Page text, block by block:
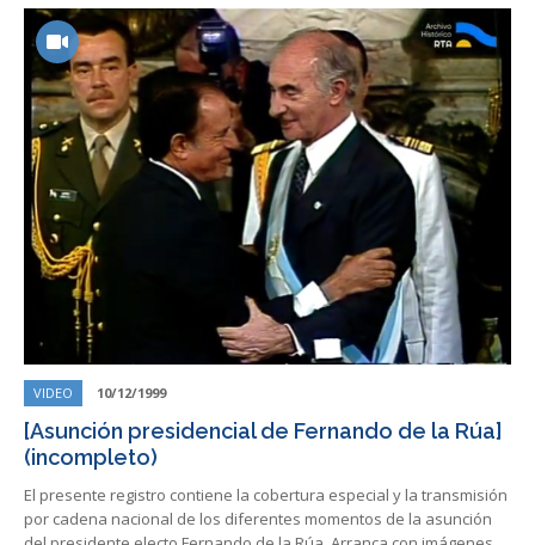
VIDEO 10/12/1999
[Asunción presidencial de Fernando de la Rúa]
(incompleto)
El presente registro contiene la cobertura especial y la transmisión
por cadena nacional de los diferentes momentos de la asunción